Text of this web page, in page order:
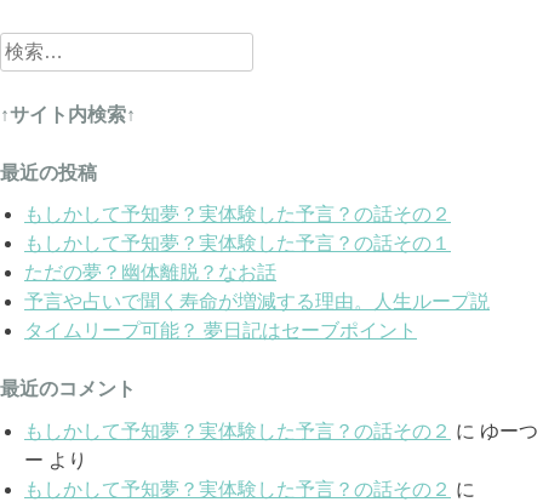
検
索:
↑サイト内検索↑
最近の投稿
もしかして予知夢？実体験した予言？の話その２
もしかして予知夢？実体験した予言？の話その１
ただの夢？幽体離脱？なお話
予言や占いで聞く寿命が増減する理由。人生ループ説
タイムリープ可能？ 夢日記はセーブポイント
最近のコメント
もしかして予知夢？実体験した予言？の話その２ に ゆーつ
ー より
もしかして予知夢？実体験した予言？の話その２ に